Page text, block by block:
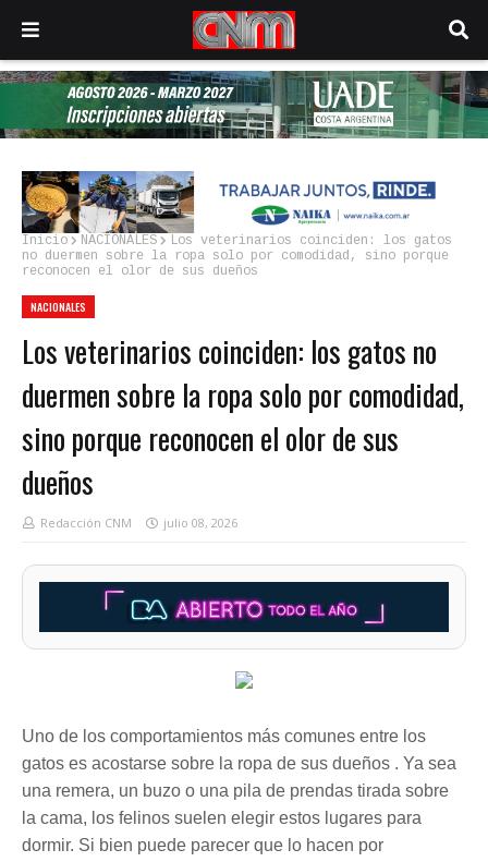
Inicio NACIONALES
Los veterinarios coinciden: los gatos
no duermen sobre la ropa solo por comodidad, sino porque
reconocen el olor de sus dueños
NACIONALES
Los veterinarios coinciden: los gatos no
duermen sobre la ropa solo por comodidad,
sino porque reconocen el olor de sus
dueños
Redacción CNM julio 08, 2026
Uno de los comportamientos más comunes entre los
gatos es acostarse sobre la ropa de sus dueños . Ya sea
una remera, un buzo o una pila de prendas tirada sobre
la cama, los felinos suelen elegir estos lugares para
dormir. Si bien puede parecer que lo hacen por